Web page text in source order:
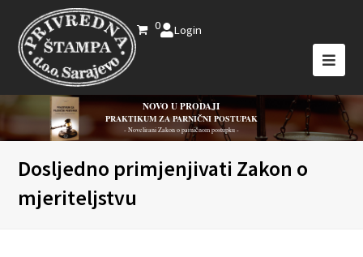
0 Login
NOVO U PRODAJI
PRAKTIKUM ZA PARNIČNI POSTUPAK
- Novelirani Zakon o parničnom postupku -
Dosljedno primjenjivati Zakon o
mjeriteljstvu